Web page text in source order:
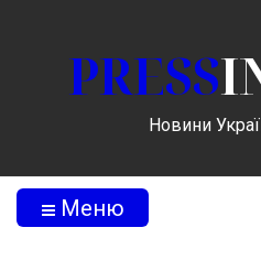
PRESS
Новини
Меню